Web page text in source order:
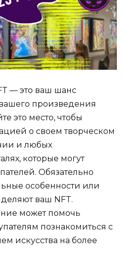
— это ваш шанс
произведения
это место, чтобы
о своем творческом
и любых
которые могут
Обязательно
особенности или
ваш NFT.
может помочь
познакомиться с
искусства на более